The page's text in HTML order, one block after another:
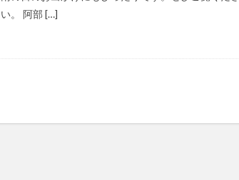
い。 阿部 […]